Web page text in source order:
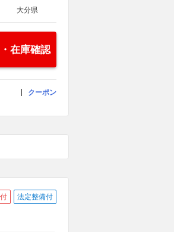
大分県
在庫確認
クーポン
法定整備付